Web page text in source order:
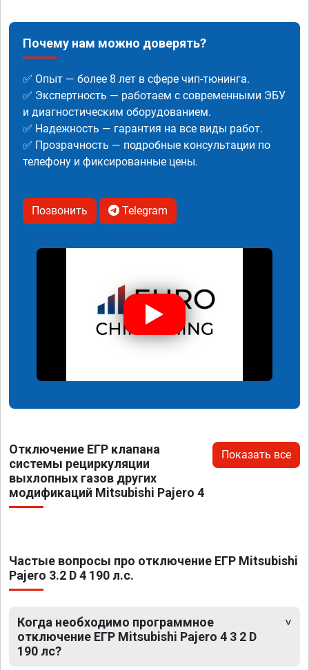
Почему нам можно доверять?
✅ Опыт — более 8 лет в сфере чип-тюнинга.
✅ Экспертность — работаем с современными ЭБУ
и диагностическим оборудованием.
✅ Надежность — гарантия на все виды работ.
✅ Прозрачность — подробные консультации по
телефону и фиксированные цены.
Позвонить Telegram
Отключение ЕГР клапана
системы рециркуляции
выхлопных газов других
модификаций Mitsubishi Pajero 4
Показать все
Частые вопросы про отключение ЕГР Mitsubishi
Pajero 3.2 D 4 190 л.с.
Когда необходимо программное
отключение ЕГР Mitsubishi Pajero 4 3 2 D
190 лс?